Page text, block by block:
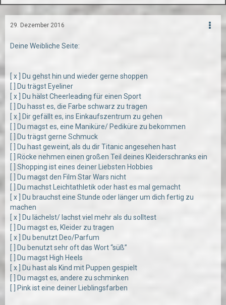
29. Dezember 2016
Deine Weibliche Seite:
[ x ] Du gehst hin und wieder gerne shoppen
[ ] Du trägst Eyeliner
[ x ] Du hälst Cheerleading für einen Sport
[ ] Du hasst es, die Farbe schwarz zu tragen
[ x ] Dir gefällt es, ins Einkaufszentrum zu gehen
[ ] Du magst es, eine Maniküre/ Pediküre zu bekommen
[ ] Du trägst gerne Schmuck
[ ] Du hast geweint, als du dir Titanic angesehen hast
[ ] Röcke nehmen einen großen Teil deines Kleiderschranks ein
[ ] Shopping ist eines deiner Liebsten Hobbies
[ ] Du magst den Film Star Wars nicht
[ ] Du machst Leichtathletik oder hast es mal gemacht
[ x ] Du brauchst eine Stunde oder länger um dich fertig zu
machen
[ x ] Du lächelst/ lachst viel mehr als du solltest
[ ] Du magst es, Kleider zu tragen
[ x ] Du benutzt Deo/Parfum
[ ] Du benutzt sehr oft das Wort “süß”
[ ] Du magst High Heels
[ x ] Du hast als Kind mit Puppen gespielt
[ ] Du magst es, andere zu schminken
[ ] Pink ist eine deiner Lieblingsfarben